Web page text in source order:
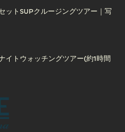
ットSUPクルージングツアー｜写
トSUPクルージングツアー｜写
イトウォッチングツアー(約1時間